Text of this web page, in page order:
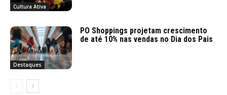
Cultura Ativa
Destaques
PO Shoppings projetam crescimento
de até 10% nas vendas no Dia dos Pais